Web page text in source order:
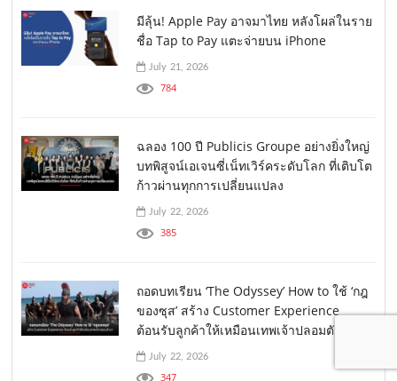
มีลุ้น! Apple Pay อาจมาไทย หลังโผล่ในราย
ชื่อ Tap to Pay แตะจ่ายบน iPhone
July 21, 2026
784
ฉลอง 100 ปี Publicis Groupe อย่างยิ่งใหญ่
บทพิสูจน์เอเจนซี่เน็ทเวิร์คระดับโลก ที่เติบโต
ก้าวผ่านทุกการเปลี่ยนแปลง
July 22, 2026
385
ถอดบทเรียน ‘The Odyssey’ How to ใช้ ‘กฎ
ของซุส’ สร้าง Customer Experience
ต้อนรับลูกค้าให้เหมือนเทพเจ้าปลอมตัวมา
July 22, 2026
347